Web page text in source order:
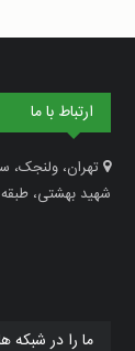
ارتباط با ما
تهران، ولنجک،
شهید بهشتی، طبقه منفی
ما را در شبکه